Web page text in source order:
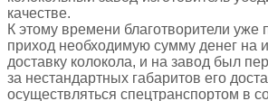
качестве.
К этому времени благотворители уже
приход необходимую сумму денег на
доставку колокола, и на завод был
за нестандартных габаритов его
осуществляться спецтранспортом в